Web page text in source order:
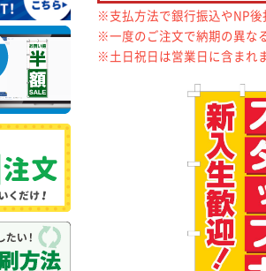
※支払方法で銀行振込やNP後
※一度のご注文で納期の異な
※土日祝日は営業日に含まれ